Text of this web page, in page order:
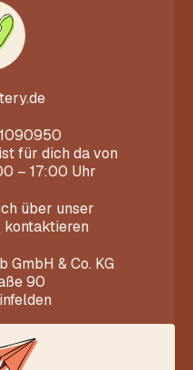
für dich da von
– 17:00 Uhr
über unser
kontaktieren
GmbH & Co. KG
90